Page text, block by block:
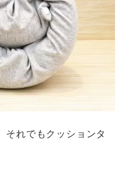
それでもクッションタ